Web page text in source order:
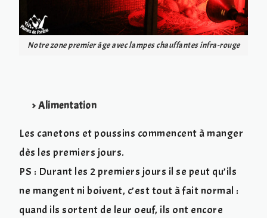
Notre zone premier âge avec lampes chauffantes infra-rouge
> Alimentation
Les canetons et poussins commencent à manger
dès les premiers jours.
PS : Durant les 2 premiers jours il se peut qu’ils
ne mangent ni boivent, c’est tout à fait normal :
quand ils sortent de leur oeuf, ils ont encore